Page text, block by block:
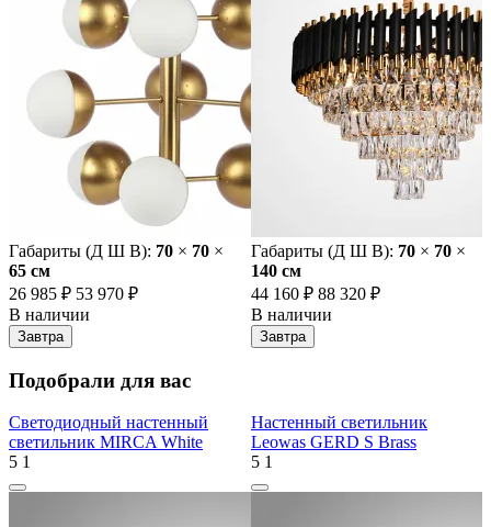
Габариты (Д Ш В): 70 × 70 ×
65 cм
26 985 ₽ 53 970 ₽
В наличии
Завтра
Габариты (Д Ш В): 70 × 70 ×
140 cм
44 160 ₽ 88 320 ₽
В наличии
Завтра
Подобрали для вас
Светодиодный настенный
светильник MIRCA White
5 1
Настенный светильник
Leowas GERD S Brass
5 1